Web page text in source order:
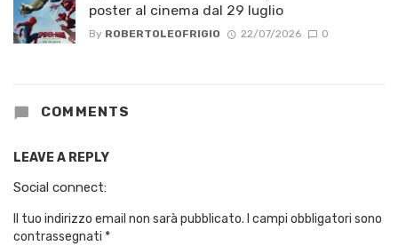
poster al cinema dal 29 luglio
By ROBERTOLEOFRIGIO 22/07/2026 0
COMMENTS
LEAVE A REPLY
Social connect:
Il tuo indirizzo email non sarà pubblicato. I campi obbligatori sono
contrassegnati *